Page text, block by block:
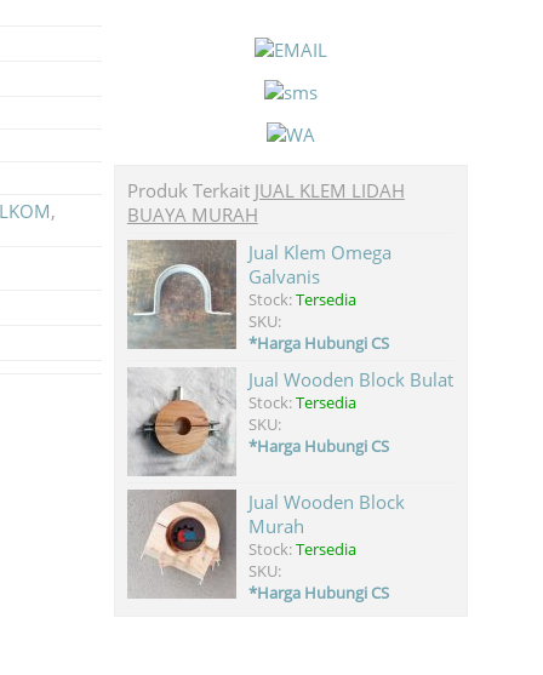
,
Produk Terkait JUAL KLEM LIDAH
BUAYA MURAH
Jual Klem Omega
Galvanis
Stock:Tersedia
SKU:
*Harga Hubungi CS
Jual Wooden Block Bulat
Stock:Tersedia
SKU:
*Harga Hubungi CS
Jual Wooden Block
Murah
Stock:Tersedia
SKU:
*Harga Hubungi CS